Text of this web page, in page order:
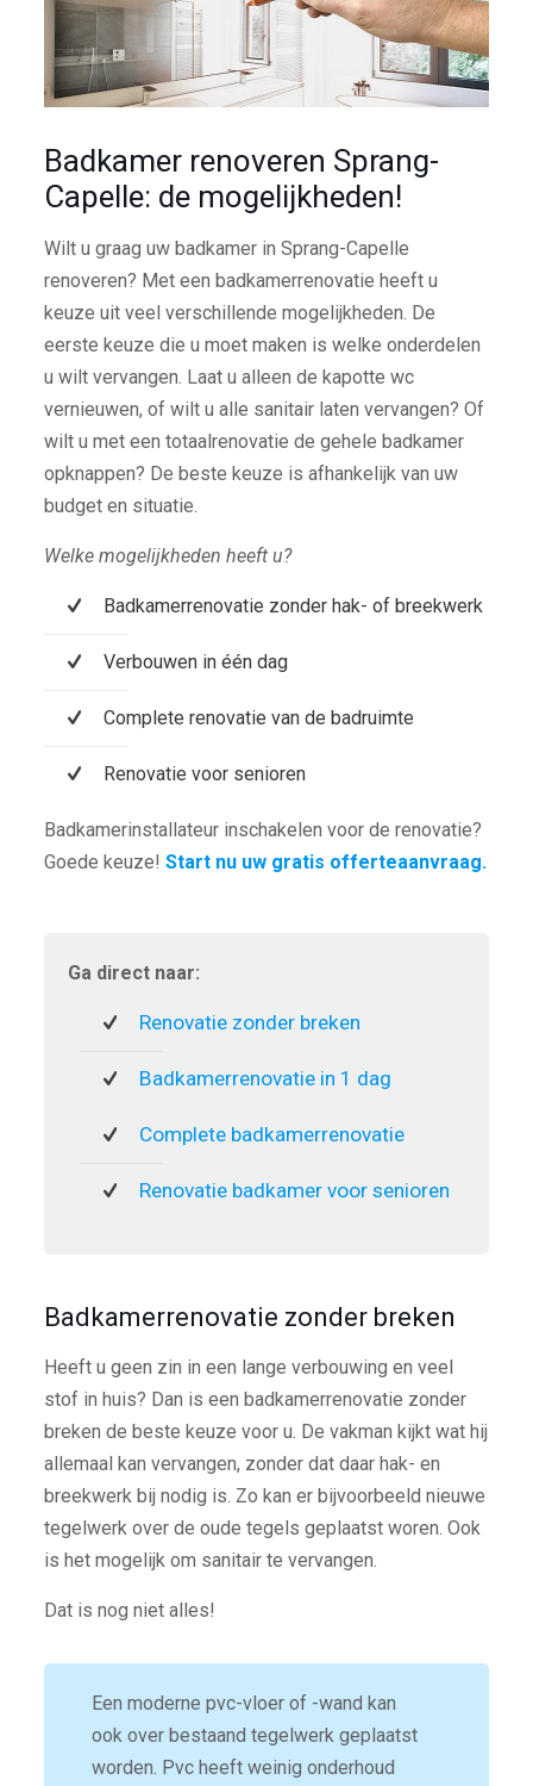
Badkamer renoveren Sprang-
Capelle: de mogelijkheden!
Wilt u graag uw badkamer in Sprang-Capelle
renoveren? Met een badkamerrenovatie heeft u
keuze uit veel verschillende mogelijkheden. De
eerste keuze die u moet maken is welke onderdelen
u wilt vervangen. Laat u alleen de kapotte wc
vernieuwen, of wilt u alle sanitair laten vervangen? Of
wilt u met een totaalrenovatie de gehele badkamer
opknappen? De beste keuze is afhankelijk van uw
budget en situatie.
Welke mogelijkheden heeft u?
Badkamerrenovatie zonder hak- of breekwerk
Verbouwen in één dag
Complete renovatie van de badruimte
Renovatie voor senioren
Badkamerinstallateur inschakelen voor de renovatie?
Goede keuze! Start nu uw gratis offerteaanvraag.
Ga direct naar:
Renovatie zonder breken
Badkamerrenovatie in 1 dag
Complete badkamerrenovatie
Renovatie badkamer voor senioren
Badkamerrenovatie zonder breken
Heeft u geen zin in een lange verbouwing en veel
stof in huis? Dan is een badkamerrenovatie zonder
breken de beste keuze voor u. De vakman kijkt wat hij
allemaal kan vervangen, zonder dat daar hak- en
breekwerk bij nodig is. Zo kan er bijvoorbeeld nieuwe
tegelwerk over de oude tegels geplaatst woren. Ook
is het mogelijk om sanitair te vervangen.
Dat is nog niet alles!
Een moderne pvc-vloer of -wand kan
ook over bestaand tegelwerk geplaatst
worden. Pvc heeft weinig onderhoud